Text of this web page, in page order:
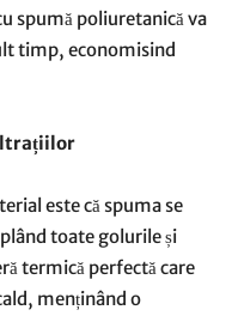
spumă poliuretanică va
timp, economisind
este că spuma se
toate golurile și
termică perfectă care
menținând o